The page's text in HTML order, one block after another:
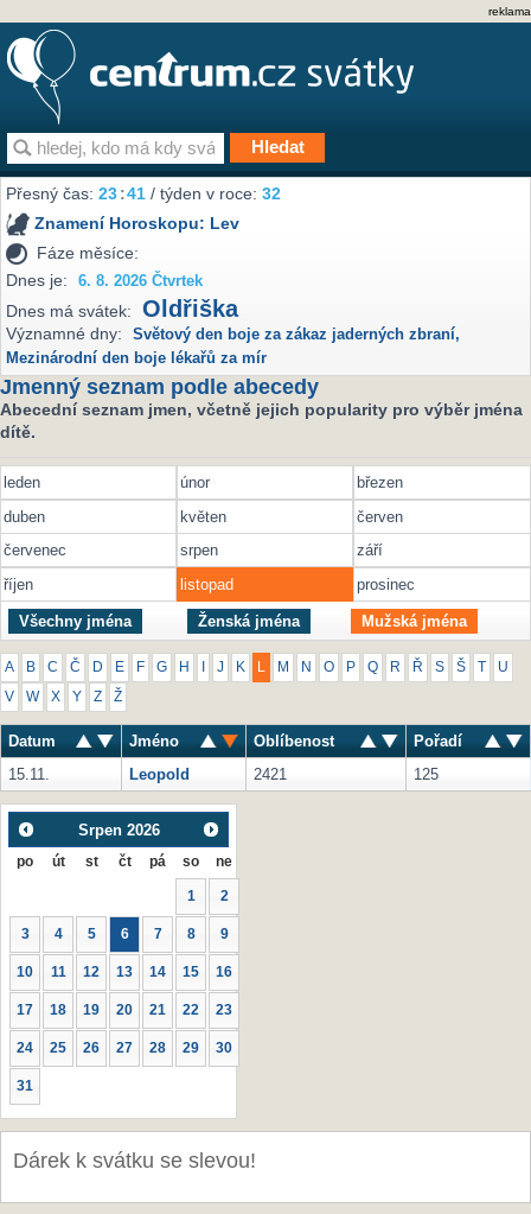
reklama
Přesný čas:23:41 / týden v roce:32
Znamení Horoskopu: Lev
Fáze měsíce:
Dnes je:
6. 8. 2026 Čtvrtek
Dnes má svátek: Oldřiška
Významné dny: Světový den boje za zákaz jaderných zbraní,
Mezinárodní den boje lékařů za mír
Jmenný seznam podle abecedy
Abecední seznam jmen, včetně jejich popularity pro výběr jména
dítě.
leden únor
březen
duben
květen
červen
červenec
srpen
září
říjen
listopad prosinec
Všechny jména Ženská jména Mužská jména
A B C Č D E F G H J K M N O P Q R Ř S Š U
V W X Y Z Ž
Datum Jméno Oblíbenost
Pořadí
15.11.
Leopold 2421 125
Srpen 2026
po út st čt pá so ne
1 2
3 4 5 6 7 8 9
10 11 12 13 14 15 16
17 18 19 20 21 22 23
24 25 26 27 28 29 30
31
Dárek k svátku se slevou!